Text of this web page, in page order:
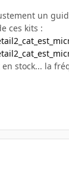
un
ces kits :
stock... la